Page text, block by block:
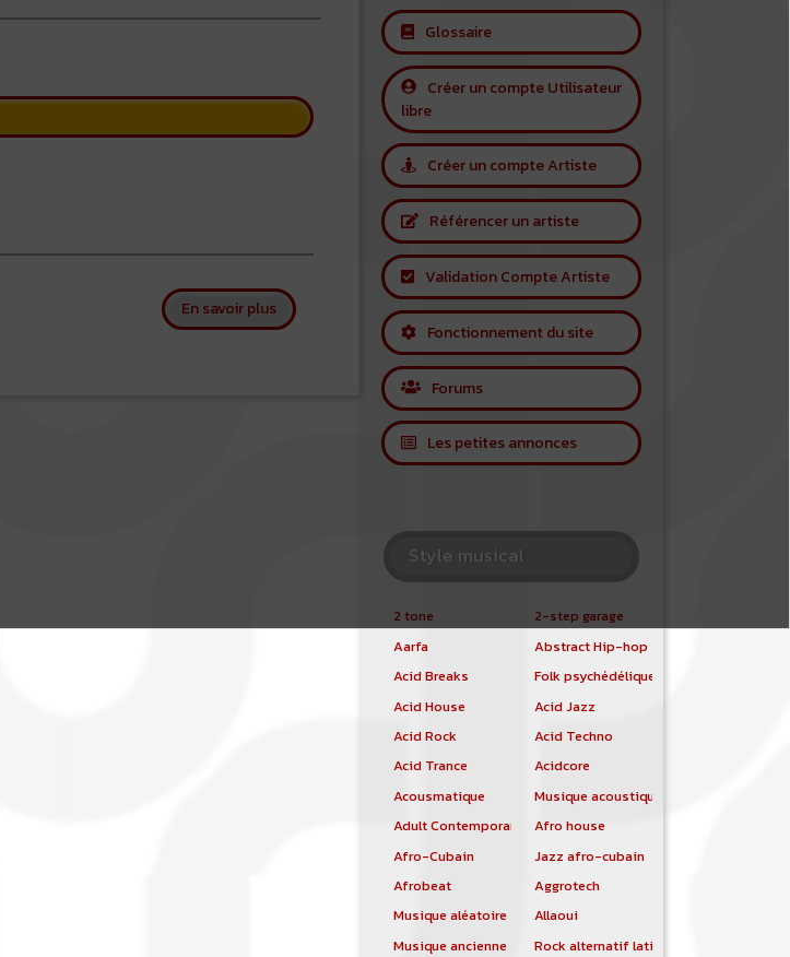
En savoir plussur Ben Webster
Glossaire
Créer un compte Utilisateur
libre
Créer un compte Artiste
Référencer un artiste
Validation Compte Artiste
Fonctionnement du site
Forums
Les petites annonces
Style musical
2 tone
2-step garage
Aarfa
Abstract Hip-hop
Acid Breaks
Folk psychédélique
Acid House
Acid Jazz
Acid Rock
Acid Techno
Acid Trance
Acidcore
Acousmatique
Musique acoustique
Adult Contemporary
Afro house
Afro-Cubain
Jazz afro-cubain
Afrobeat
Aggrotech
Musique aléatoire
Allaoui
Musique ancienne
Rock alternatif latino